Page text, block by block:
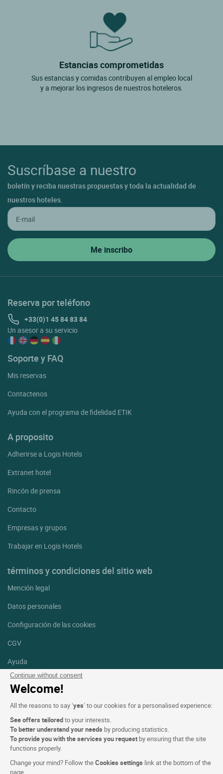
Continue without consent
Welcome!
All the reasons to say ‘yes’ to our cookies for a personalised experience:
See offers tailoredto your interests.
To better understand your needs by producing statistics.
To provide you with the services you request by ensuring that the site
functions properly.
Change your mind? Follow theCookies settings link at the bottom of the
page.
Estancias comprometidas
Sus estancias y comidas contribuyen al empleo local
y a mejorar los ingresos de nuestros hoteleros.
Suscríbase a nuestro
boletín y reciba nuestras propuestas y toda la actualidad de
nuestros hoteles.
Reserva por teléfono
+33(0)1 45 84 83 84
Un asesor a su servicio
Soporte y FAQ
Mis reservas
Contactenos
Ayuda con el programa de fidelidad ETIK
A proposito
Adherirse a Logis Hotels
Extranet hotel
Rincón de prensa
Contacto
Empresas y grupos
Trabajar en Logis Hotels
términos y condiciones del sitio web
Mención legal
Datos personales
Configuración de las cookies
CGV
Ayuda
Mapa del sitio
fotografías
Síguenos
Facebook
Instagram
Linkedin